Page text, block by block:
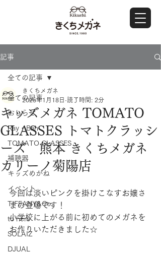
記事
全ての記事
おしらせ
Ray・Ban
TOMATO GLASSES
補聴器
キッズめがね
イベント
TIFFANY&Co.
to hers
SOLAIZ
DJUAL
全ての記事
キッズメガネ TOMATO
GLASSES トマトクラッシ
ーズ 熊本 きくちメガネ
カリーノ菊陽店
きくちメガネ
2025年1月18日 読了時間: 2分
今回は淡いピンクを掛けこなすお嬢さ
まの登場です！
小学校に上がる前に初めてのメガネを
お作りいただきました☆